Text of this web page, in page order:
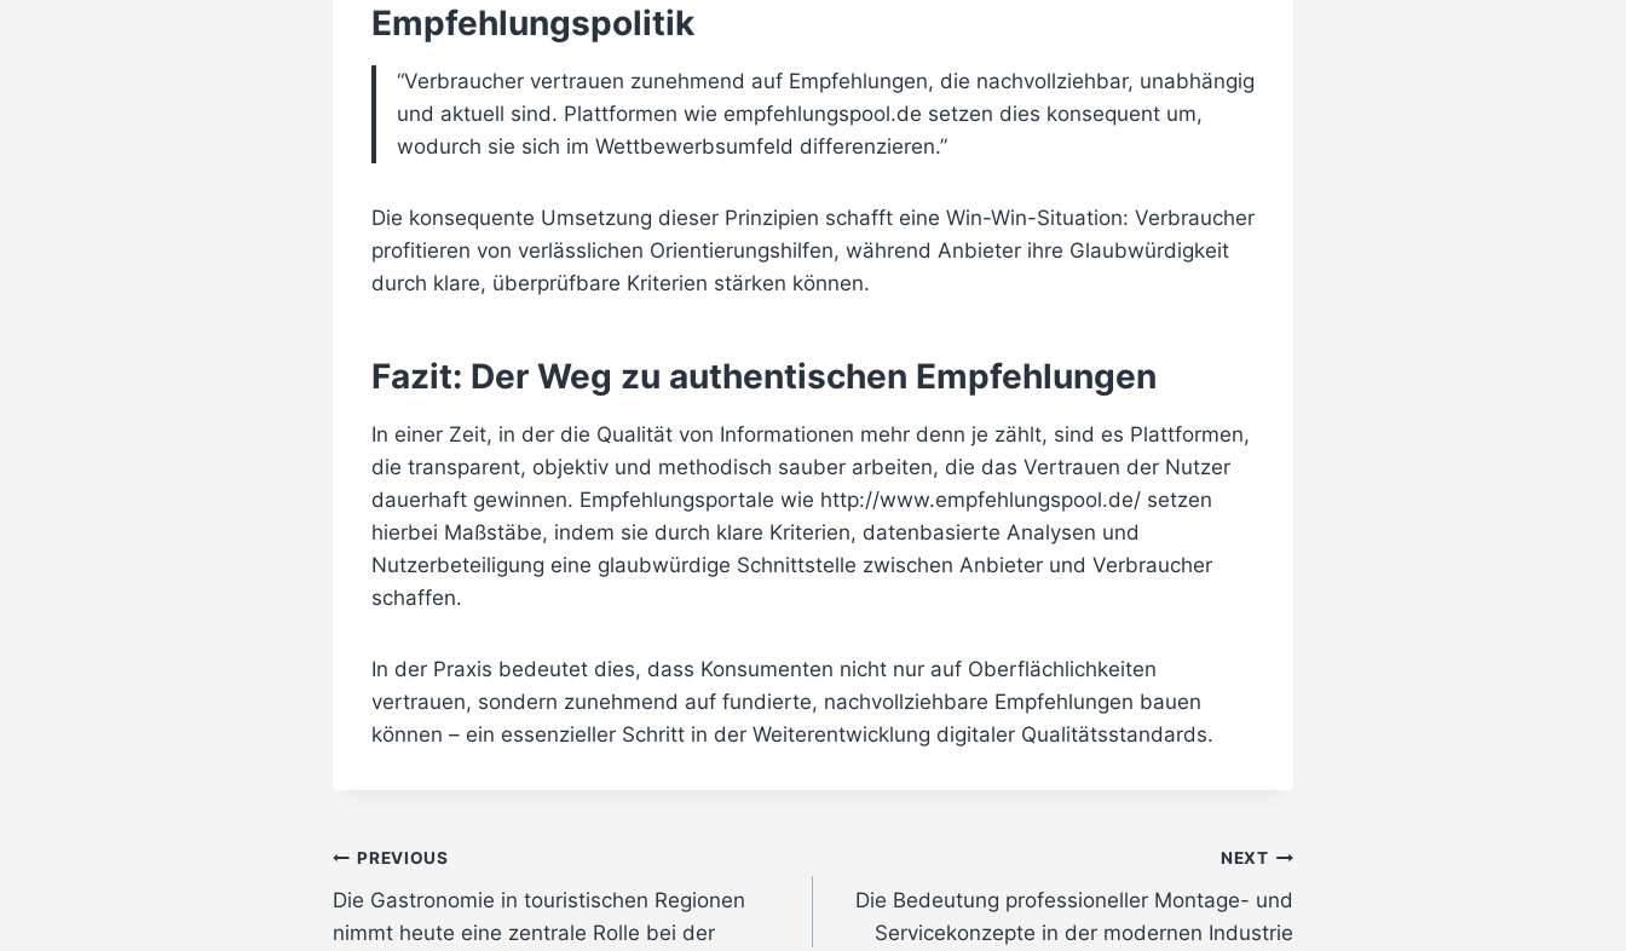
Empfehlungspolitik
“Verbraucher vertrauen zunehmend auf Empfehlungen, die nachvollziehbar, unabhängig
und aktuell sind. Plattformen wie empfehlungspool.de setzen dies konsequent um,
wodurch sie sich im Wettbewerbsumfeld differenzieren.”
Die konsequente Umsetzung dieser Prinzipien schafft eine Win-Win-Situation: Verbraucher
profitieren von verlässlichen Orientierungshilfen, während Anbieter ihre Glaubwürdigkeit
durch klare, überprüfbare Kriterien stärken können.
Fazit: Der Weg zu authentischen Empfehlungen
In einer Zeit, in der die Qualität von Informationen mehr denn je zählt, sind es Plattformen,
die transparent, objektiv und methodisch sauber arbeiten, die das Vertrauen der Nutzer
dauerhaft gewinnen. Empfehlungsportale wie http://www.empfehlungspool.de/ setzen
hierbei Maßstäbe, indem sie durch klare Kriterien, datenbasierte Analysen und
Nutzerbeteiligung eine glaubwürdige Schnittstelle zwischen Anbieter und Verbraucher
schaffen.
In der Praxis bedeutet dies, dass Konsumenten nicht nur auf Oberflächlichkeiten
vertrauen, sondern zunehmend auf fundierte, nachvollziehbare Empfehlungen bauen
können – ein essenzieller Schritt in der Weiterentwicklung digitaler Qualitätsstandards.
Post
navigation
PREVIOUS
Die Gastronomie in touristischen Regionen
nimmt heute eine zentrale Rolle bei der
NEXT
Die Bedeutung professioneller Montage- und
Servicekonzepte in der modernen Industrie